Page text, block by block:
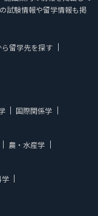
試験情報や留学情報も掲
留学先を探す
国際関係学
農・水産学
学